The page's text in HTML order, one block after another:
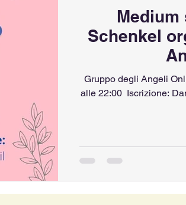
Medium
Schenkel
Gruppo degli Angeli
alle 22:00 ​ Iscrizione: